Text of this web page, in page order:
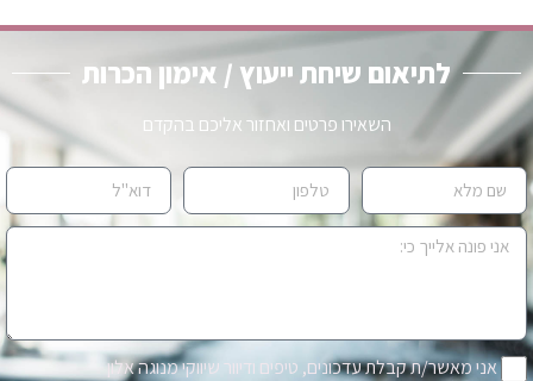
לתיאום שיחת ייעוץ / אימון הכרות
השאירו פרטים ואחזור אליכם בהקדם
אני מאשר/ת קבלת עדכונים, טיפים ודיוור שיווקי מנוגה אלון